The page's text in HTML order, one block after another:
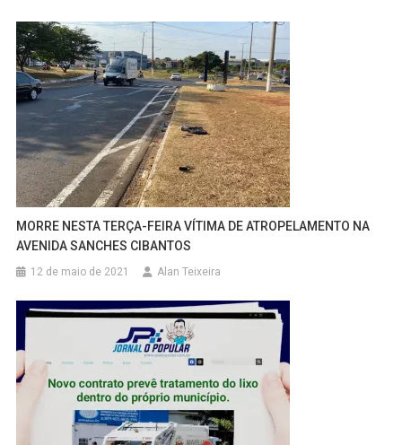
MORRE NESTA TERÇA-FEIRA VÍTIMA DE ATROPELAMENTO NA
AVENIDA SANCHES CIBANTOS
12 de maio de 2021 Alan Teixeira